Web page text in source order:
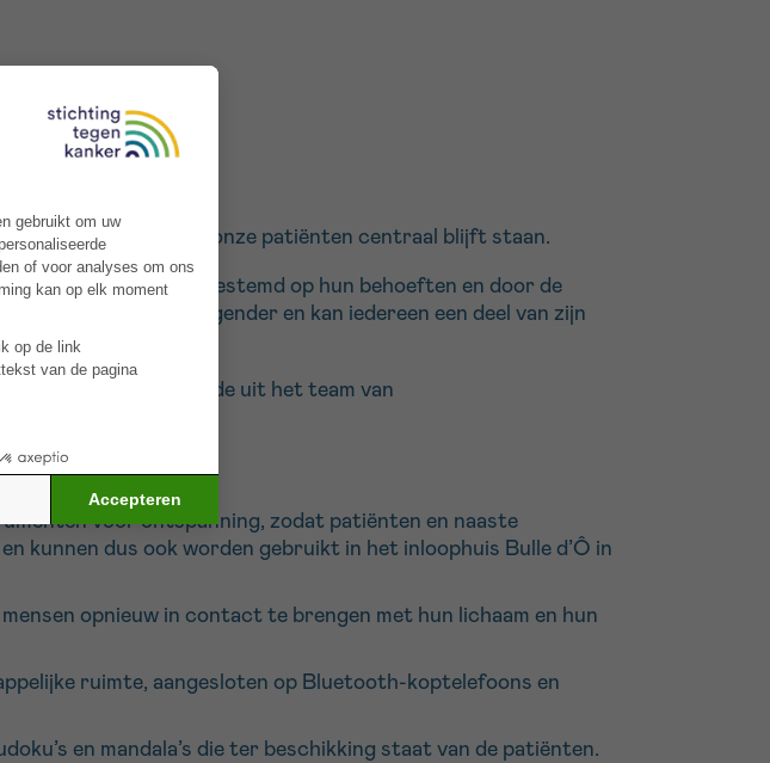
hun naasten.
het comfort van onze patiënten centraal blijft staan.
activiteit die is afgestemd op hun behoeften en door de
deze plek uitnodigender en kan iedereen een deel van zijn
bestaande uit het team van
voor ontspanning, zodat patiënten en naaste
kunnen dus ook worden gebruikt in het inloophuis Bulle d’Ô in
opnieuw in contact te brengen met hun lichaam en hun
ruimte, aangesloten op Bluetooth-koptelefoons en
en mandala’s die ter beschikking staat van de patiënten.